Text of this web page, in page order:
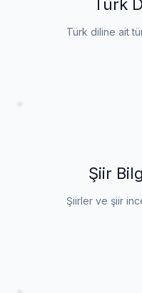
Türk
Türk diline ait
Şiir
Şiirler ve şiir